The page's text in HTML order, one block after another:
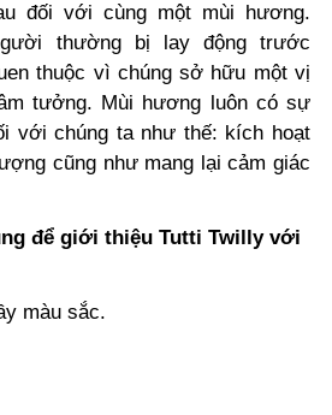
đối với cùng một mùi hương.
thường bị lay động trước
thuộc vì chúng sở hữu một vị
tưởng. Mùi hương luôn có sự
với chúng ta như thế: kích hoạt
cũng như mang lại cảm giác
để giới thiệu Tutti Twilly với
màu sắc.